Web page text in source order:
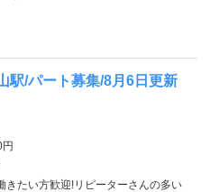
駅/パート募集/8月6日更新
きたい方歓迎!リピーターさんの多い